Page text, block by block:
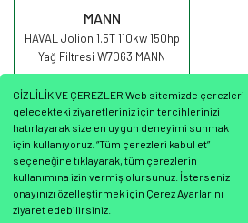
GİZLİLİK VE ÇEREZLER Web sitemizde çerezleri
gelecekteki ziyaretleriniz için tercihlerinizi
hatırlayarak size en uygun deneyimi sunmak
için kullanıyoruz. “Tüm çerezleri kabul et”
seçeneğine tıklayarak, tüm çerezlerin
kullanımına izin vermiş olursunuz. İsterseniz
onayınızı özelleştirmek için Çerez Ayarlarını
ziyaret edebilirsiniz.
MANN
HAVAL Jolion 1.5T 110kw 150hp
Yağ Filtresi W7063 MANN
549,27 TL